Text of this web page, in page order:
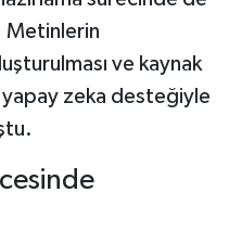
Metinlerin
ve kaynak
zeka desteğiyle